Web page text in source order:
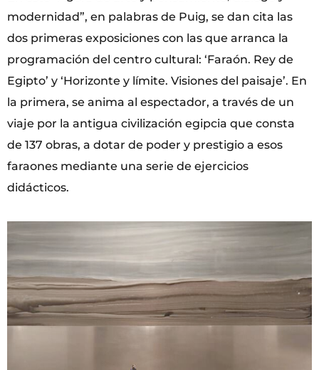
modernidad”, en palabras de Puig, se dan cita las
dos primeras exposiciones con las que arranca la
programación del centro cultural: ‘Faraón. Rey de
Egipto’ y ‘Horizonte y límite. Visiones del paisaje’. En
la primera, se anima al espectador, a través de un
viaje por la antigua civilización egipcia que consta
de 137 obras, a dotar de poder y prestigio a esos
faraones mediante una serie de ejercicios
didácticos.